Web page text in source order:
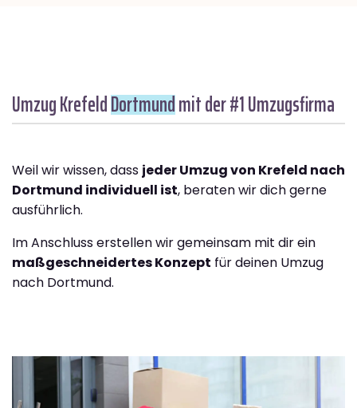
Umzug KrefeldDortmundmit der #1 Umzugsfirma
Weil wir wissen, dass jeder Umzug von Krefeld nach
Dortmund individuell ist, beraten wir dich gerne
ausführlich.
Im Anschluss erstellen wir gemeinsam mit dir ein
maßgeschneidertes Konzept für deinen Umzug
nach Dortmund.